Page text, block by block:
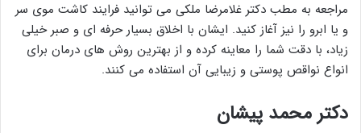
مراجعه به مطب دکتر غلامرضا ملکی می توانید فرایند کاشت موی سر
و یا ابرو را نیز آغاز کنید. ایشان با اخلاق بسیار حرفه ای و صبر خیلی
زیاد، با دقت شما را معاینه کرده و از بهترین روش های درمان برای
انواع نواقص پوستی و زیبایی آن استفاده می کنند.
دکتر محمد پیشان